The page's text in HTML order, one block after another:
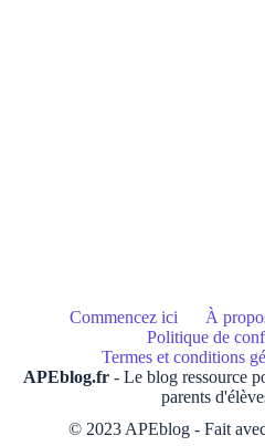
Commencez ici À
Politique de
Termes et conditions
APEblog.fr - Le blog ressource
parents
© 2023 APEblog - Fait